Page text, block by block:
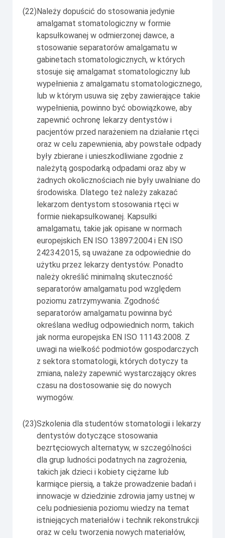
(22) Należy dopuścić do stosowania jedynie
amalgamat stomatologiczny w formie
kapsułkowanej w odmierzonej dawce, a
stosowanie separatorów amalgamatu w
gabinetach stomatologicznych, w których
stosuje się amalgamat stomatologiczny lub
wypełnienia z amalgamatu stomatologicznego,
lub w którym usuwa się zęby zawierające takie
wypełnienia, powinno być obowiązkowe, aby
zapewnić ochronę lekarzy dentystów i
pacjentów przed narażeniem na działanie rtęci
oraz w celu zapewnienia, aby powstałe odpady
były zbierane i unieszkodliwiane zgodnie z
należytą gospodarką odpadami oraz aby w
żadnych okolicznościach nie były uwalniane do
środowiska. Dlatego też należy zakazać
lekarzom dentystom stosowania rtęci w
formie niekapsułkowanej. Kapsułki
amalgamatu, takie jak opisane w normach
europejskich EN ISO 13897:2004 i EN ISO
24234:2015, są uważane za odpowiednie do
użytku przez lekarzy dentystów. Ponadto
należy określić minimalną skuteczność
separatorów amalgamatu pod względem
poziomu zatrzymywania. Zgodność
separatorów amalgamatu powinna być
określana według odpowiednich norm, takich
jak norma europejska EN ISO 11143:2008. Z
uwagi na wielkość podmiotów gospodarczych
z sektora stomatologii, których dotyczy ta
zmiana, należy zapewnić wystarczający okres
czasu na dostosowanie się do nowych
wymogów.
(23)Szkolenia dla studentów stomatologii i lekarzy
dentystów dotyczące stosowania
bezrtęciowych alternatyw, w szczególności
dla grup ludności podatnych na zagrożenia,
takich jak dzieci i kobiety ciężarne lub
karmiące piersią, a także prowadzenie badań i
innowacje w dziedzinie zdrowia jamy ustnej w
celu podniesienia poziomu wiedzy na temat
istniejących materiałów i technik rekonstrukcji
oraz w celu tworzenia nowych materiałów,